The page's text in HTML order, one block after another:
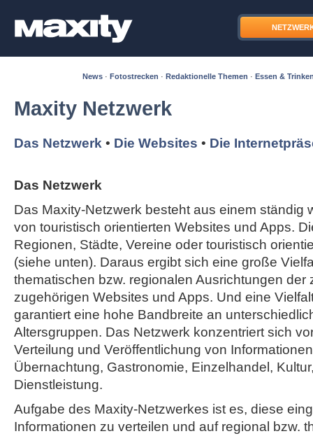
News · Fotostrecken · Redaktionelle Themen · Essen &
Maxity Netzwerk
Das Netzwerk • Die Websites • Die
Das Netzwerk
Das Maxity-Netzwerk besteht aus einem ständig
von touristisch orientierten Websites und Apps.
Regionen, Städte, Vereine oder touristisch
(siehe unten). Daraus ergibt sich eine große
thematischen bzw. regionalen Ausrichtungen der
zugehörigen Websites und Apps. Und eine
garantiert eine hohe Bandbreite an
Altersgruppen. Das Netzwerk konzentriert sich
Verteilung und Veröffentlichung von
Übernachtung, Gastronomie, Einzelhandel,
Dienstleistung.
Aufgabe des Maxity-Netzwerkes ist es, diese
Informationen zu verteilen und auf regional bzw.